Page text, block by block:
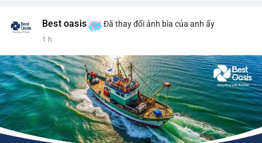
Best oasis Đã thay đổi ảnh bìa của anh ấy
1 h